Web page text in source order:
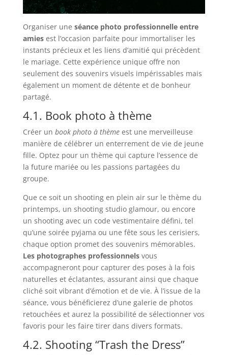
Organiser une séance photo professionnelle entre
amiesest l’occasion parfaite pour immortaliser les
instants précieux et les liens d’amitié qui précèdent
le mariage. Cette expérience unique offre non
seulement des souvenirs visuels impérissables mais
également un moment de détente et de bonheur
partagé.
4.1. Book photo à thème
Créer un book photo à thèmeest une merveilleuse
manière de célébrer un enterrement de vie de jeune
fille. Optez pour un thème qui capture l’essence de
la future mariée ou les passions partagées du
groupe.
Que ce soit un shooting en plein air sur le thème du
printemps, un shooting studio glamour, ou encore
un shooting avec un code vestimentaire défini, tel
qu’une soirée pyjama ou une fête sous les cerisiers,
chaque option promet des souvenirs mémorables.
Les photographes professionnelsvous
accompagneront pour capturer des poses à la fois
naturelles et éclatantes, assurant ainsi que chaque
cliché soit vibrant d’émotion et de vie. À l’issue de la
séance, vous bénéficierez d’une galerie de photos
retouchées et aurez la possibilité de sélectionner vos
favoris pour les faire tirer dans divers formats.
4.2. Shooting “Trash the Dress”